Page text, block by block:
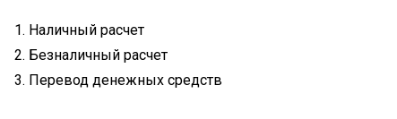
Наличный расчет
Безналичный расчет
Перевод денежных средств